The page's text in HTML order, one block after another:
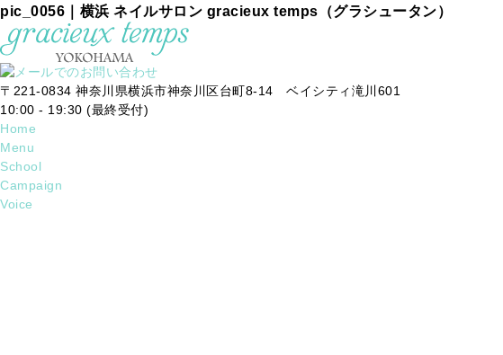
pic_0056｜横浜 ネイルサロン gracieux temps（グラシュータン）
〒221-0834 神奈川県横浜市神奈川区台町8-14 ベイシティ滝川601
10:00 - 19:30 (最終受付)
Home
Menu
School
Campaign
Voice